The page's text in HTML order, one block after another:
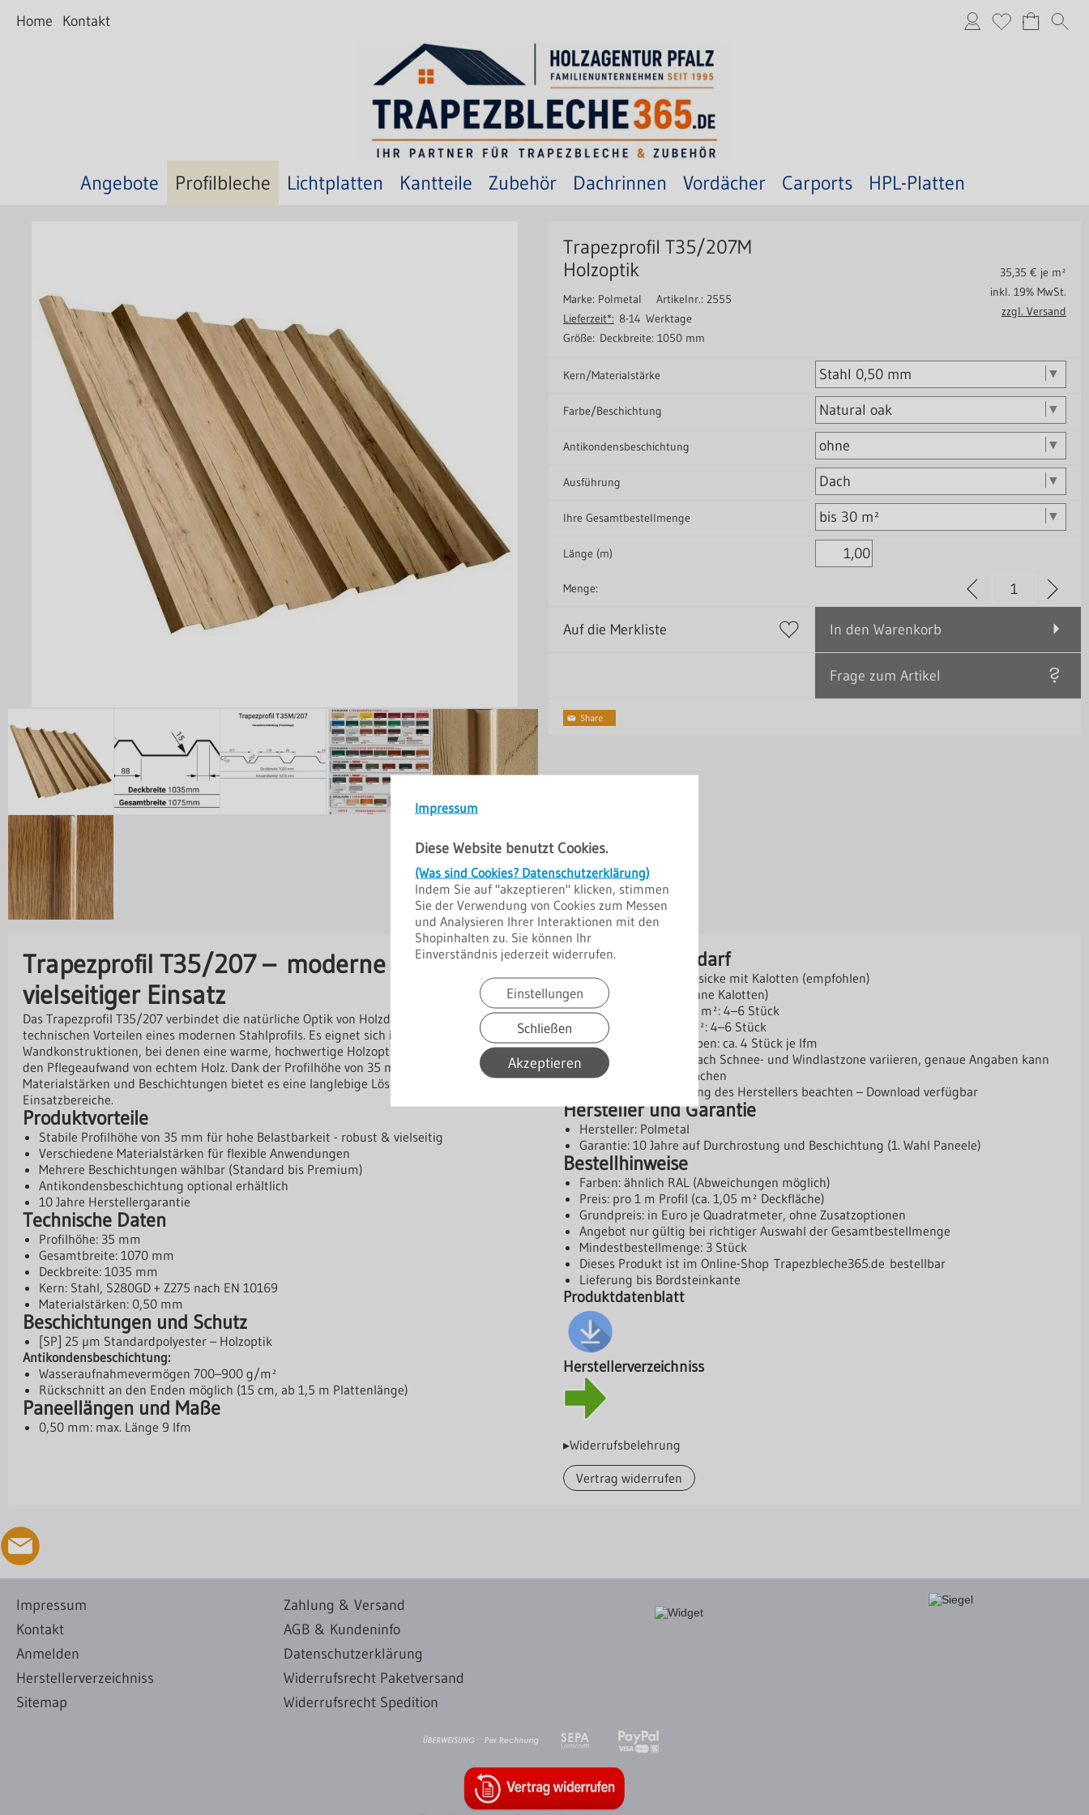
Impressum
Diese Website benutzt Cookies.
(Was sind Cookies? Datenschutzerklärung)
Indem Sie auf "akzeptieren" klicken, stimmen
Sie der Verwendung von Cookies zum Messen
und Analysieren Ihrer Interaktionen mit den
Shopinhalten zu. Sie können Ihr
Einverständnis jederzeit widerrufen.
Einstellungen
Schließen
Akzeptieren
Home Kontakt
Angebote Profilbleche Lichtplatten Kantteile Zubehör Dachrinnen Vordächer Carports HPL-Platten
Trapezprofil T35/207M
Holzoptik
Marke: Polmetal Artikelnr.: 2555
Lieferzeit*: 8-14 Werktage
Größe: Deckbreite: 1050 mm
35,35 € je m²
inkl. 19% MwSt.
zzgl. Versand
Kern/Materialstärke
Farbe/Beschichtung
Antikondensbeschichtung
Ausführung
Ihre Gesamtbestellmenge
Länge (m)
Menge:
Auf die Merkliste In den Warenkorb
Frage zum Artikel
Trapezprofil T35/207 – moderne Holzoptik &
vielseitiger Einsatz
Das Trapezprofil T35/207 verbindet die natürliche Optik von Holzdekoren mit den
technischen Vorteilen eines modernen Stahlprofils. Es eignet sich ideal für Dach- und
Wandkonstruktionen, bei denen eine warme, hochwertige Holzoptik gewünscht ist – ohne
den Pflegeaufwand von echtem Holz. Dank der Profilhöhe von 35 mm, verschiedener
Materialstärken und Beschichtungen bietet es eine langlebige Lösung für viele
Einsatzbereiche.
Produktvorteile
Stabile Profilhöhe von 35 mm für hohe Belastbarkeit - robust & vielseitig
Verschiedene Materialstärken für flexible Anwendungen
Mehrere Beschichtungen wählbar (Standard bis Premium)
Antikondensbeschichtung optional erhältlich
10 Jahre Herstellergarantie
Technische Daten
Profilhöhe: 35 mm
Gesamtbreite: 1070 mm
Deckbreite: 1035 mm
Kern: Stahl, S280GD + Z275 nach EN 10169
Materialstärken: 0,50 mm
Beschichtungen und Schutz
[SP] 25 µm Standardpolyester – Holzoptik
Antikondensbeschichtung:
Wasseraufnahmevermögen 700–900 g/m²
Rückschnitt an den Enden möglich (15 cm, ab 1,5 m Plattenlänge)
Paneellängen und Maße
0,50 mm: max. Länge 9 lfm
Montage und Bedarf
Verschraubung: Hochsicke mit Kalotten (empfohlen)
Optional: Tiefsicke (ohne Kalotten)
Schraubenbedarf pro m²: 4–6 Stück
Kalottenbedarf pro m²: 4–6 Stück
Überlappungsschrauben: ca. 4 Stück je lfm
Angaben können je nach Schnee- und Windlastzone variieren, genaue Angaben kann
Ihnen ein Statiker machen
Bitte Montageanleitung des Herstellers beachten – Download verfügbar
Hersteller und Garantie
Hersteller: Polmetal
Garantie: 10 Jahre auf Durchrostung und Beschichtung (1. Wahl Paneele)
Bestellhinweise
Farben: ähnlich RAL (Abweichungen möglich)
Preis: pro 1 m Profil (ca. 1,05 m² Deckfläche)
Grundpreis: in Euro je Quadratmeter, ohne Zusatzoptionen
Angebot nur gültig bei richtiger Auswahl der Gesamtbestellmenge
Mindestbestellmenge: 3 Stück
Dieses Produkt ist im Online-Shop Trapezbleche365.de bestellbar
Lieferung bis Bordsteinkante
Produktdatenblatt
Herstellerverzeichniss
▸Widerrufsbelehrung
Vertrag widerrufen
Impressum
Kontakt
Anmelden
Herstellerverzeichniss
Sitemap
Zahlung & Versand
AGB & Kundeninfo
Datenschutzerklärung
Widerrufsrecht Paketversand
Widerrufsrecht Spedition